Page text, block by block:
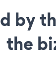
by
the